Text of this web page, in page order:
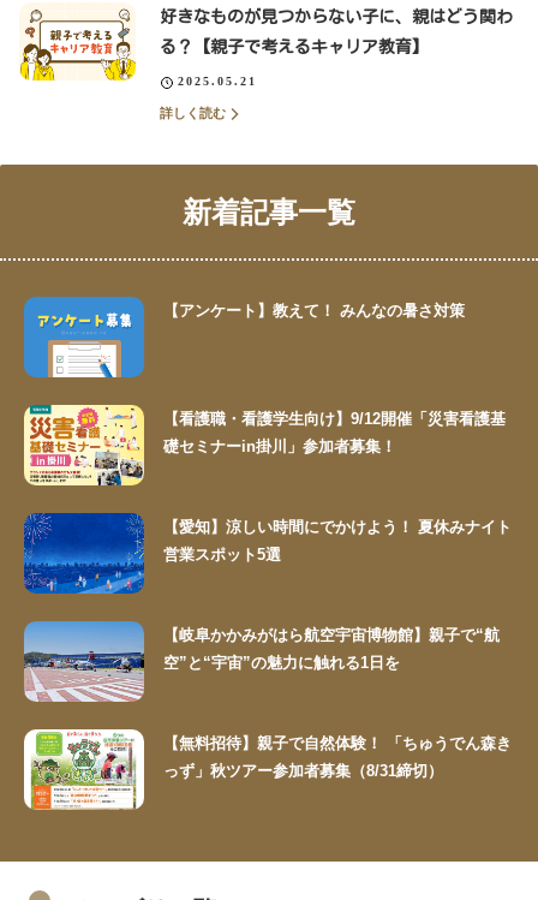
好きなものが見つからない子に、親はどう関わ
る？【親子で考えるキャリア教育】
2025.05.21
詳しく読む
新着記事一覧
【アンケート】教えて！ みんなの暑さ対策
【看護職・看護学生向け】9/12開催「災害看護基
礎セミナーin掛川」参加者募集！
【愛知】涼しい時間にでかけよう！ 夏休みナイト
営業スポット5選
【岐阜かかみがはら航空宇宙博物館】親子で“航
空”と“宇宙”の魅力に触れる1日を
【無料招待】親子で自然体験！ 「ちゅうでん森き
っず」秋ツアー参加者募集（8/31締切）